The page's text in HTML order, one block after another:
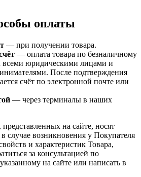
оплаты
— при получении товара.
— оплата товара по безналичному
всеми юридическими лицами и
После подтверждения
счёт по электронной почте или
— через терминалы в наших
на сайте, носят
случае возникновения у Покупателя
и характеристик Товара,
за консультацией по
на сайте или написать в